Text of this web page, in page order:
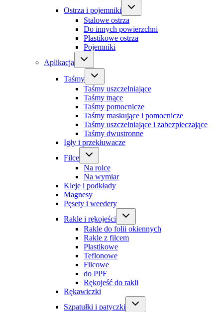
Ostrza i pojemniki
Stalowe ostrza
Do innych powierzchni
Plastikowe ostrza
Pojemniki
Aplikacja
Taśmy
Taśmy uszczelniające
Taśmy tnące
Taśmy pomocnicze
Taśmy maskujące i pomocnicze
Taśmy uszczelniające i zabezpieczające
Taśmy dwustronne
Igły i przekłuwacze
Filce
Na rolce
Na wymiar
Kleje i podkłady
Magnesy
Pęsety i weedery
Rakle i rękojeści
Rakle do folii okiennych
Rakle z filcem
Plastikowe
Teflonowe
Filcowe
do PPF
Rękojeść do rakli
Rękawiczki
Szpatułki i patyczki